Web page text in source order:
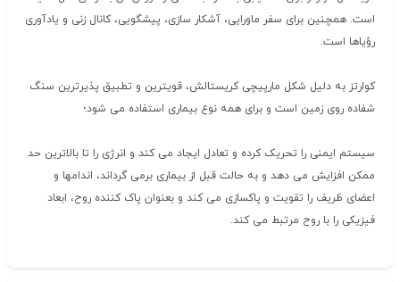
است. همچنین برای سفر ماورایی، آشکار سازی، پیشگویی، کانال زنی و یادآوری
رؤیاها است.
کوارتز به دلیل شکل مارپیچی کریستالش، قویترین و تطبیق پذیرترین سنگ
شفاده روی زمین است و برای همه نوع بیماری استفاده می شود؛
سیستم ایمنی را تحریک کرده و تعادل ایجاد می کند و انرژی را تا بالاترین حد
ممکن افزایش می دهد و به حالت قبل از بیماری برمی گرداند، اندامها و
اعضای ظریف را تقویت و پاکسازی می کند و بعنوان پاک کننده روح، ابعاد
فیزیکی را با روح مرتبط می کند.